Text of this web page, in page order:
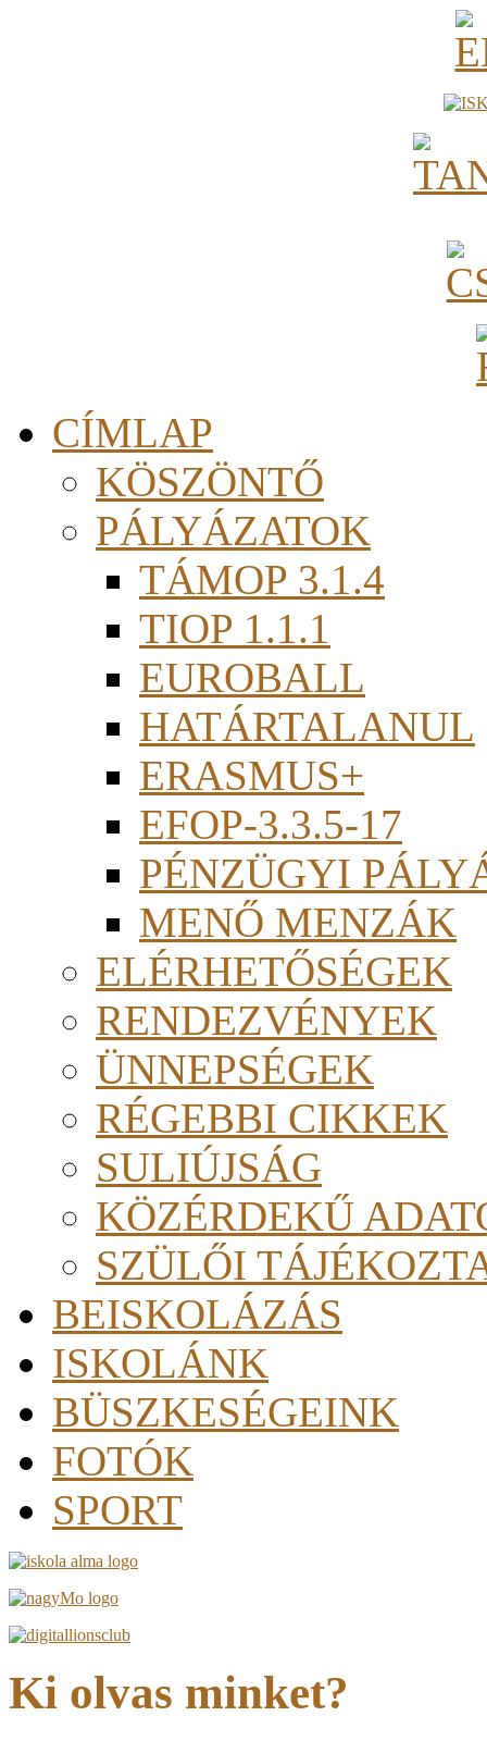
CÍMLAP
KÖSZÖNTŐ
PÁLYÁZATOK
TÁMOP 3.1.4
TIOP 1.1.1
EUROBALL
HATÁRTALANUL
ERASMUS+
EFOP-3.3.5-17
PÉNZÜGYI
MENŐ MENZÁK
ELÉRHETŐSÉGEK
RENDEZVÉNYEK
ÜNNEPSÉGEK
RÉGEBBI CIKKEK
SULIÚJSÁG
KÖZÉRDEKŰ
SZÜLŐI
BEISKOLÁZÁS
ISKOLÁNK
BÜSZKESÉGEINK
FOTÓK
SPORT
Ki olvas minket?